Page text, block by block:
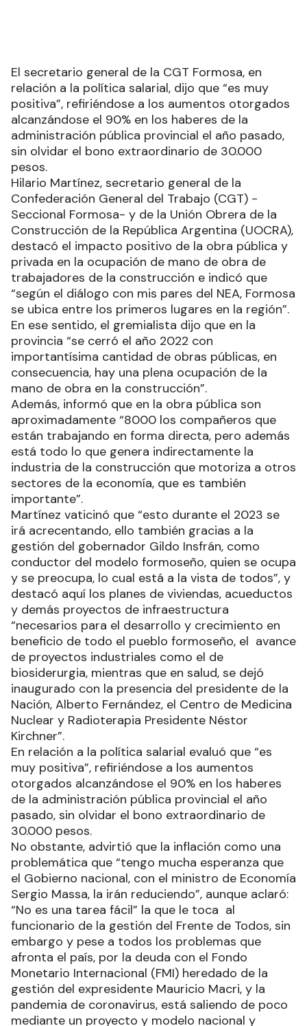
El secretario general de la CGT Formosa, en
relación a la política salarial, dijo que “es muy
positiva”, refiriéndose a los aumentos otorgados
alcanzándose el 90% en los haberes de la
administración pública provincial el año pasado,
sin olvidar el bono extraordinario de 30.000
pesos.
Hilario Martínez, secretario general de la
Confederación General del Trabajo (CGT) -
Seccional Formosa- y de la Unión Obrera de la
Construcción de la República Argentina (UOCRA),
destacó el impacto positivo de la obra pública y
privada en la ocupación de mano de obra de
trabajadores de la construcción e indicó que
“según el diálogo con mis pares del NEA, Formosa
se ubica entre los primeros lugares en la región”.
En ese sentido, el gremialista dijo que en la
provincia “se cerró el año 2022 con
importantísima cantidad de obras públicas, en
consecuencia, hay una plena ocupación de la
mano de obra en la construcción”.
Además, informó que en la obra pública son
aproximadamente “8000 los compañeros que
están trabajando en forma directa, pero además
está todo lo que genera indirectamente la
industria de la construcción que motoriza a otros
sectores de la economía, que es también
importante”.
Martínez vaticinó que “esto durante el 2023 se
irá acrecentando, ello también gracias a la
gestión del gobernador Gildo Insfrán, como
conductor del modelo formoseño, quien se ocupa
y se preocupa, lo cual está a la vista de todos”, y
destacó aquí los planes de viviendas, acueductos
y demás proyectos de infraestructura
“necesarios para el desarrollo y crecimiento en
beneficio de todo el pueblo formoseño, el avance
de proyectos industriales como el de
biosiderurgia, mientras que en salud, se dejó
inaugurado con la presencia del presidente de la
Nación, Alberto Fernández, el Centro de Medicina
Nuclear y Radioterapia Presidente Néstor
Kirchner”.
En relación a la política salarial evaluó que “es
muy positiva”, refiriéndose a los aumentos
otorgados alcanzándose el 90% en los haberes
de la administración pública provincial el año
pasado, sin olvidar el bono extraordinario de
30.000 pesos.
No obstante, advirtió que la inflación como una
problemática que “tengo mucha esperanza que
el Gobierno nacional, con el ministro de Economía
Sergio Massa, la irán reduciendo”, aunque aclaró:
“No es una tarea fácil” la que le toca al
funcionario de la gestión del Frente de Todos, sin
embargo y pese a todos los problemas que
afronta el país, por la deuda con el Fondo
Monetario Internacional (FMI) heredado de la
gestión del expresidente Mauricio Macri, y la
pandemia de coronavirus, está saliendo de poco
mediante un proyecto y modelo nacional y